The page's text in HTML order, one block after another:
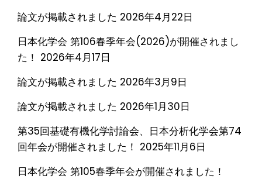
論文が掲載されました 2026年4月22日
日本化学会 第106春季年会(2026)が開催されまし
た！ 2026年4月17日
論文が掲載されました 2026年3月9日
論文が掲載されました 2026年1月30日
第35回基礎有機化学討論会、日本分析化学会第74
回年会が開催されました！ 2025年11月6日
日本化学会 第105春季年会が開催されました！